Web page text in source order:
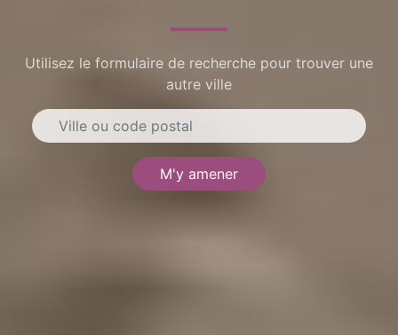
Utilisez le formulaire de recherche pour trouver une
autre ville
M'y amener